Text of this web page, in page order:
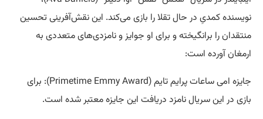
نویسنده کمدیِ در حال تقلا را بازی می‌کند. این نقش‌آفرینی تحسین
منتقدان را برانگیخته و برای او جوایز و نامزدی‌های متعددی به
ارمغان آورده است:
جایزه امی ساعات پرایم تایم (Primetime Emmy Award): برای
بازی در این سریال نامزد دریافت این جایزه معتبر شده است.